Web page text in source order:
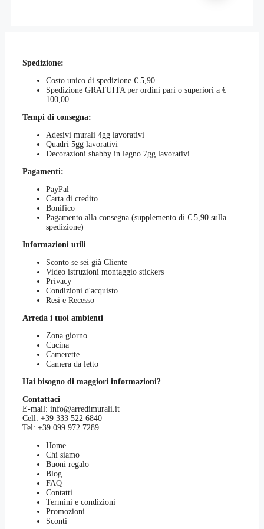
scelte
nella
del
prodotto
Spedizione:
Costo unico di spedizione € 5,90
Spedizione GRATUITA per ordini pari o superiori a €
100,00
Tempi di consegna:
Adesivi murali 4gg lavorativi
Quadri 5gg lavorativi
Decorazioni shabby in legno 7gg lavorativi
Pagamenti:
PayPal
Carta di credito
Bonifico
Pagamento alla consegna (supplemento di € 5,90 sulla
spedizione)
Informazioni utili
Sconto se sei già Cliente
Video istruzioni montaggio stickers
Privacy
Condizioni d'acquisto
Resi e Recesso
Arreda i tuoi ambienti
Zona giorno
Cucina
Camerette
Camera da letto
Hai bisogno di maggiori informazioni?
Contattaci
E-mail: info@arredimurali.it
Cell: +39 333 522 6840
Tel: +39 099 972 7289
Home
Chi siamo
Buoni regalo
Blog
FAQ
Contatti
Termini e condizioni
Promozioni
Sconti